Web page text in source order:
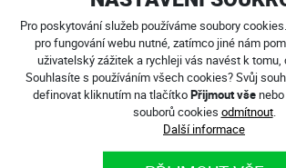
Pro poskytování služeb používáme soubory
pro fungování webu nutné, zatímco jiné nám
uživatelský zážitek a rychleji vás navést k tomu,
Souhlasíte s používáním všech cookies? Svůj
definovat kliknutím na tlačítkoPřijmout všenebo
souborů cookies odmítnout.
Další informace
DALŠÍ PRODUKTY Z
BUNDY